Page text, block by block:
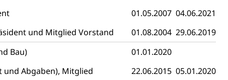
01.05.2007 04.06.2021
und Mitglied Vorstand
01.08.2004 29.06.2019
Bau)
01.01.2020
und Abgaben), Mitglied
22.06.2015 05.01.2020
(GEO-Portal rawi)